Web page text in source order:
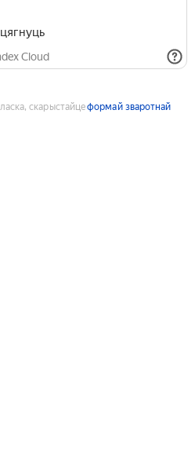
Cloud
скарыстайцеформай зваротнай